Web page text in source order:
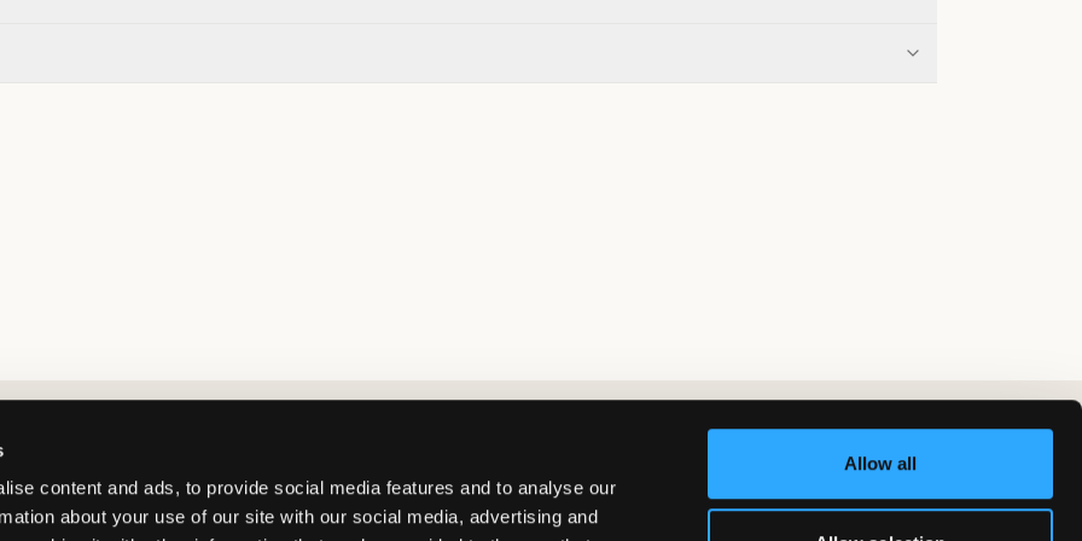
content and ads, to provide social media features and to analyse our
about your use of our site with our social media, advertising and
Allow all